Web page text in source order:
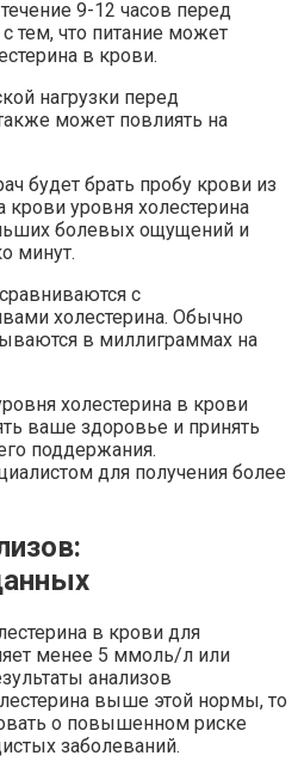
9-12 часов перед
тем, что питание может
в крови.
нагрузки перед
может повлиять на
будет брать пробу крови из
уровня холестерина
болевых ощущений и
минут.
с
холестерина. Обычно
в миллиграммах на
холестерина в крови
ваше здоровье и принять
поддержания.
для получения более
в крови для
менее 5 ммоль/л или
анализов
выше этой нормы, то
о повышенном риске
заболеваний.